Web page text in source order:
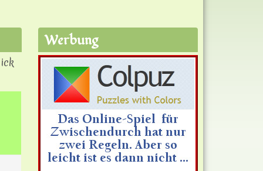
Werbung